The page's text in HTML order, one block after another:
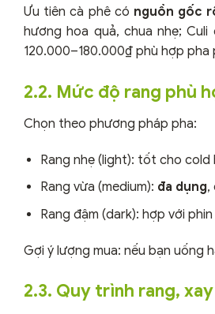
Ưu tiên cà phê có nguồn gốc
hương hoa quả, chua nhẹ;
120.000–180.000₫ phù hợp
2.2. Mức độ rang phù
Chọn theo phương pháp pha:
Rang nhẹ (light): tốt cho cold
Rang vừa (medium): đa dụng,
Rang đậm (dark): hợp với
Gợi ý lượng mua: nếu bạn uống
2.3. Quy trình rang,